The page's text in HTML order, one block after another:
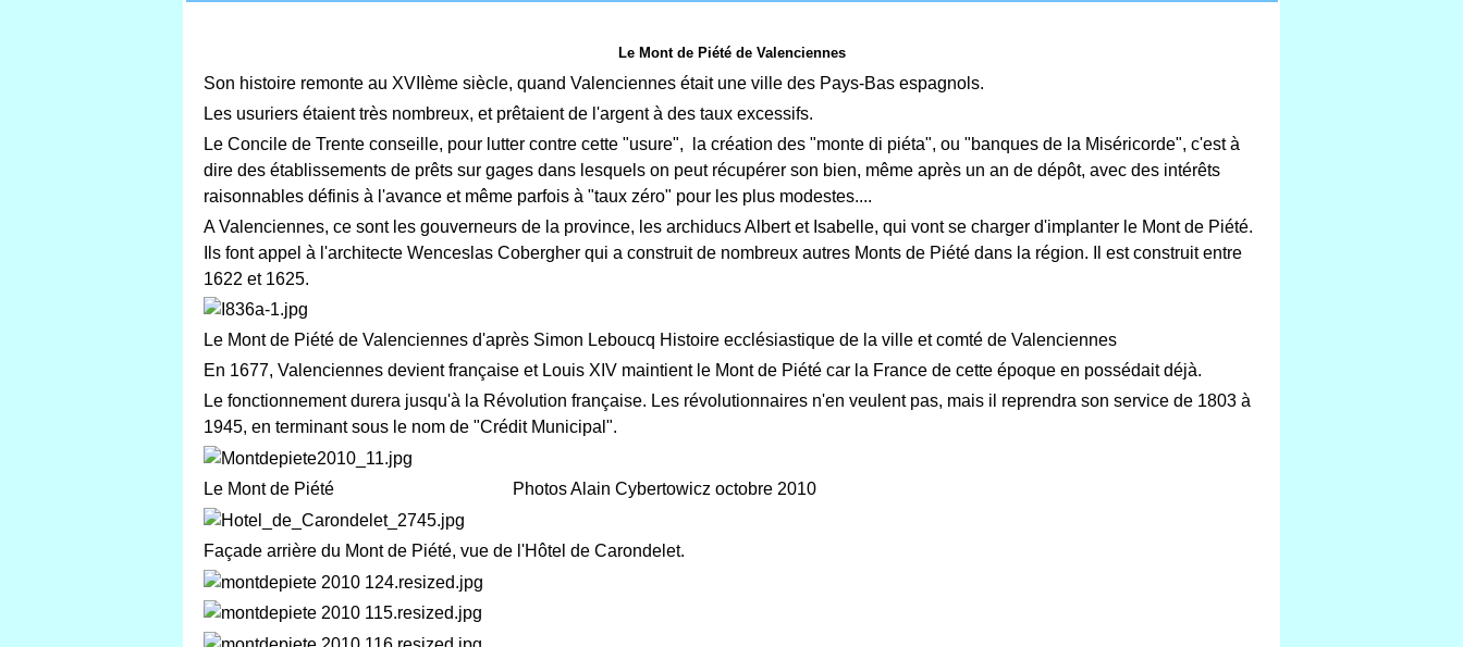
Le Mont de Piété de Valenciennes
Son histoire remonte au XVIIème siècle, quand Valenciennes était une ville des Pays-Bas espagnols.
Les usuriers étaient très nombreux, et prêtaient de l'argent à des taux excessifs.
Le Concile de Trente conseille, pour lutter contre cette "usure", la création des "monte di piéta", ou "banques de la Miséricorde", c'est à
dire des établissements de prêts sur gages dans lesquels on peut récupérer son bien, même après un an de dépôt, avec des intérêts
raisonnables définis à l'avance et même parfois à "taux zéro" pour les plus modestes....
A Valenciennes, ce sont les gouverneurs de la province, les archiducs Albert et Isabelle, qui vont se charger d'implanter le Mont de Piété.
Ils font appel à l'architecte Wenceslas Cobergher qui a construit de nombreux autres Monts de Piété dans la région. Il est construit entre
1622 et 1625.
Le Mont de Piété de Valenciennes d'après Simon Leboucq Histoire ecclésiastique de la ville et comté de Valenciennes
En 1677, Valenciennes devient française et Louis XIV maintient le Mont de Piété car la France de cette époque en possédait déjà.
Le fonctionnement durera jusqu'à la Révolution française. Les révolutionnaires n'en veulent pas, mais il reprendra son service de 1803 à
1945, en terminant sous le nom de "Crédit Municipal".
Le Mont de Piété Photos Alain Cybertowicz octobre 2010
Façade arrière du Mont de Piété, vue de l'Hôtel de Carondelet.